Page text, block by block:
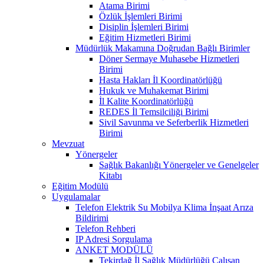
Atama Birimi
Özlük İşlemleri Birimi
Disiplin İşlemleri Birimi
Eğitim Hizmetleri Birimi
Müdürlük Makamına Doğrudan Bağlı Birimler
Döner Sermaye Muhasebe Hizmetleri
Birimi
Hasta Hakları İl Koordinatörlüğü
Hukuk ve Muhakemat Birimi
İl Kalite Koordinatörlüğü
REDES İl Temsilciliği Birimi
Sivil Savunma ve Seferberlik Hizmetleri
Birimi
Mevzuat
Yönergeler
Sağlık Bakanlığı Yönergeler ve Genelgeler
Kitabı
Eğitim Modülü
Uygulamalar
Telefon Elektrik Su Mobilya Klima İnşaat Arıza
Bildirimi
Telefon Rehberi
IP Adresi Sorgulama
ANKET MODÜLÜ
Tekirdağ İl Sağlık Müdürlüğü Çalışan